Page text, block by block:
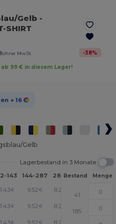
Gelb -
SHIRT
ohne MwSt -38%
99 € in diesem Lager!
+ 16
Gelb
Lagerbestand in 3 Monate
143 144-287 288 + Mehr
Bestand Menge
€ 9.52€ 8.25
41
€ 9.52€ 8.25 +
185
€ €